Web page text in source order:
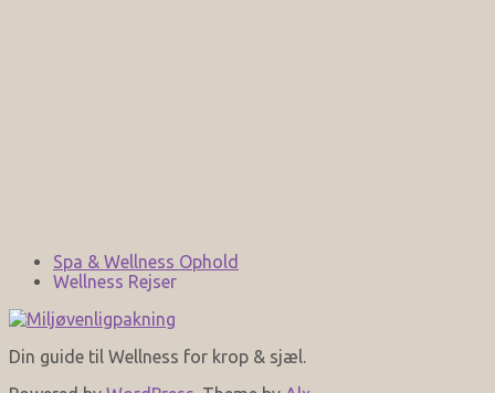
Spa & Wellness Ophold
Wellness Rejser
Din guide til Wellness for krop & sjæl.